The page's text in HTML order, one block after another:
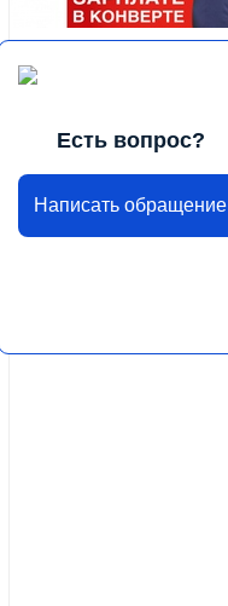
Есть вопрос?
Написать обращение